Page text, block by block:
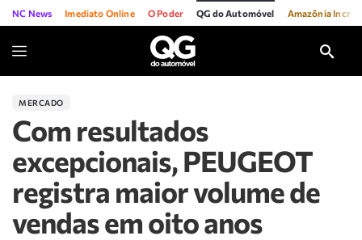
NC News Imediato Online O Poder QG do Automóvel Amazônia
MERCADO
Com resultados
excepcionais, PEUGEOT
registra maior volume de
vendas em oito anos